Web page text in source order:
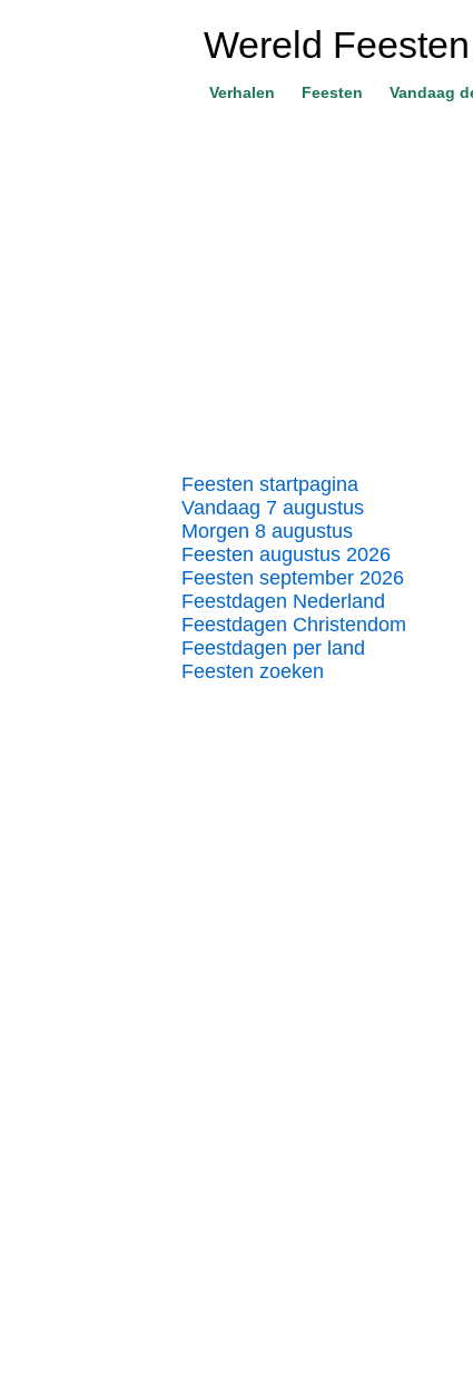
Wereld
Verhalen Feesten Vandaag
Feesten startpagina
Vandaag 7 augustus
Morgen 8 augustus
Feesten augustus 2026
Feesten september 2026
Feestdagen Nederland
Feestdagen Christendom
Feestdagen per land
Feesten zoeken